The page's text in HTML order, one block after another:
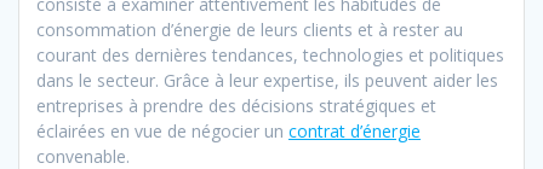
consommation d’énergie de leurs clients et à rester au
courant des dernières tendances, technologies et politiques
dans le secteur. Grâce à leur expertise, ils peuvent aider les
entreprises à prendre des décisions stratégiques et
éclairées en vue de négocier un contrat d’énergie
convenable.